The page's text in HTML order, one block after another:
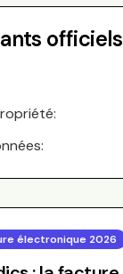
officiels
électronique 2026